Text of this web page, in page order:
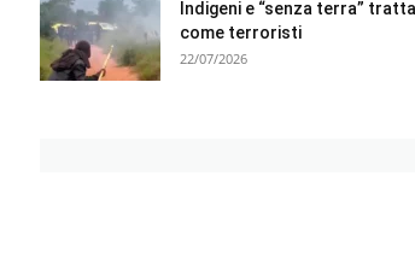
Indigeni e “senza terra”
come terroristi
22/07/2026